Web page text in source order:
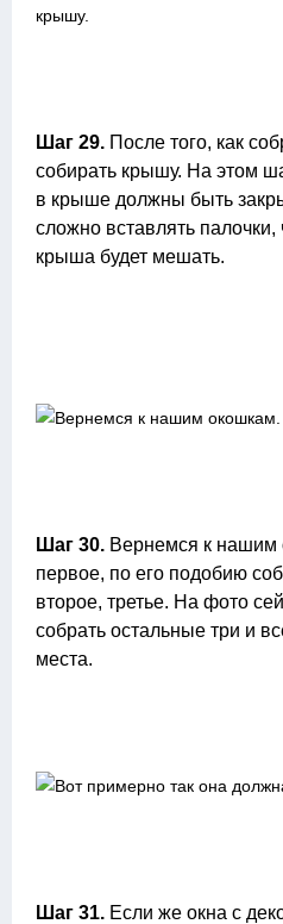
Шаг 29. После того, как
собирать крышу. На этом
в крыше должны быть
сложно вставлять
крыша будет мешать.
Шаг 30. Вернемся к нашим
первое, по его подобию
второе, третье. На фото
собрать остальные три и
места.
Шаг 31. Если же окна с